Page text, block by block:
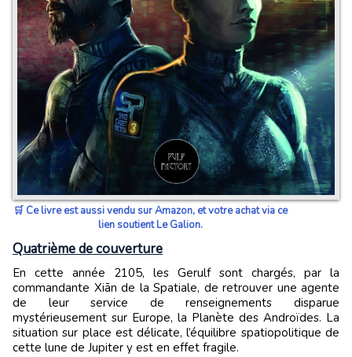
🛒 Ce livre est aussi vendu sur Amazon, et votre achat via ce
lien soutient Le Galion.
Quatrième de couverture
En cette année 2105, les Gerulf sont chargés, par la
commandante Xiān de la Spatiale, de retrouver une agente
de leur service de renseignements disparue
mystérieusement sur Europe, la Planète des Androïdes. La
situation sur place est délicate, l’équilibre spatiopolitique de
cette lune de Jupiter y est en effet fragile.